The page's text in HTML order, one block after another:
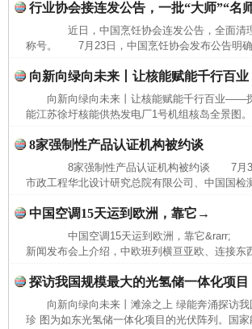
行业协会接连发公告，一批“大师”“名
近日，中国烹饪协会连发公告，全面清
称号。 7月23日，中国烹饪协会发布公告明确
向新向绿向未来丨让核能赋能千行百业
向新向绿向未来丨让核能赋能千行百业——
能江苏徐圩核能供热发电厂1号机组核岛全景图
8家强制性产品认证机构被约谈
8家强制性产品认证机构被约谈 7月30
市政工程华北设计研究总院有限公司、中国国
中国空调15天运到欧洲，靠它→
中国空调15天运到欧洲，靠它&rarr; 今
新闻发布会上介绍，中欧班列横亘亚欧、连接
探访我国规模最大的光氢储一体化项目
向新向绿向未来丨滩涂之上 绿能奔涌探访
珍 图为如东光氢储一体化项目的光伏阵列。
完善运行机制助力责任有效落实